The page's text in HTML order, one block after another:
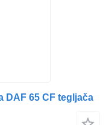
DAF 65 CF tegljača